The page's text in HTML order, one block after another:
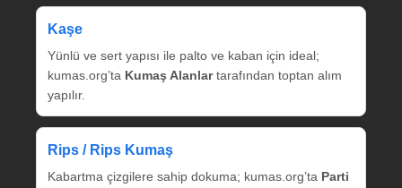
Kaşe
Yünlü ve sert yapısı ile palto ve kaban için ideal;
kumas.org’ta Kumaş Alanlartarafından toptan alım
yapılır.
Rips / Rips Kumaş
Kabartma çizgilere sahip dokuma; kumas.org’ta Parti